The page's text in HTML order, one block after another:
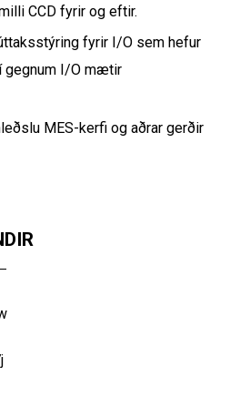
CCD fyrir og eftir.
fyrir I/O sem hefur
I/O mætir
MES-kerfi og aðrar gerðir